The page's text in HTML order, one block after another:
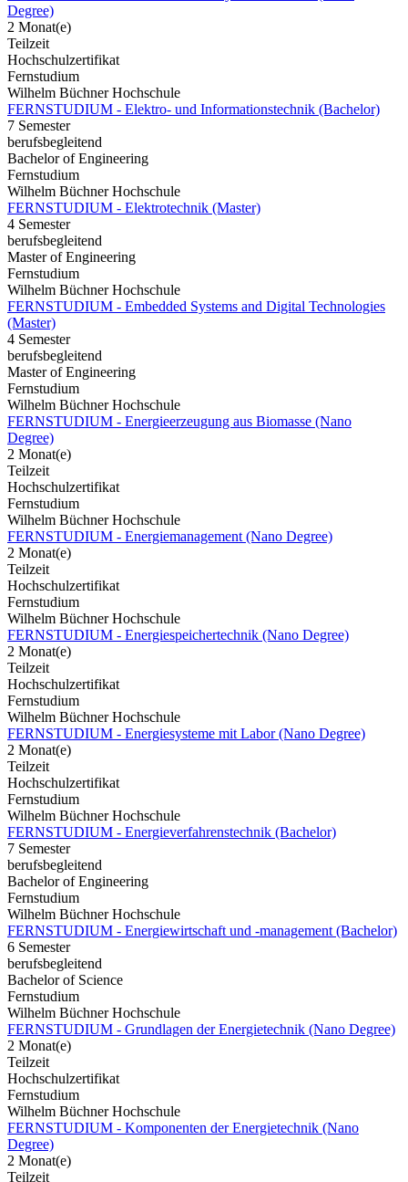
Degree)
2 Monat(e)
Teilzeit
Hochschulzertifikat
Fernstudium
Wilhelm Büchner Hochschule
FERNSTUDIUM - Elektro- und Informationstechnik (Bachelor)
7 Semester
berufsbegleitend
Bachelor of Engineering
Fernstudium
Wilhelm Büchner Hochschule
FERNSTUDIUM - Elektrotechnik (Master)
4 Semester
berufsbegleitend
Master of Engineering
Fernstudium
Wilhelm Büchner Hochschule
FERNSTUDIUM - Embedded Systems and Digital Technologies
(Master)
4 Semester
berufsbegleitend
Master of Engineering
Fernstudium
Wilhelm Büchner Hochschule
FERNSTUDIUM - Energieerzeugung aus Biomasse (Nano
Degree)
2 Monat(e)
Teilzeit
Hochschulzertifikat
Fernstudium
Wilhelm Büchner Hochschule
FERNSTUDIUM - Energiemanagement (Nano Degree)
2 Monat(e)
Teilzeit
Hochschulzertifikat
Fernstudium
Wilhelm Büchner Hochschule
FERNSTUDIUM - Energiespeichertechnik (Nano Degree)
2 Monat(e)
Teilzeit
Hochschulzertifikat
Fernstudium
Wilhelm Büchner Hochschule
FERNSTUDIUM - Energiesysteme mit Labor (Nano Degree)
2 Monat(e)
Teilzeit
Hochschulzertifikat
Fernstudium
Wilhelm Büchner Hochschule
FERNSTUDIUM - Energieverfahrenstechnik (Bachelor)
7 Semester
berufsbegleitend
Bachelor of Engineering
Fernstudium
Wilhelm Büchner Hochschule
FERNSTUDIUM - Energiewirtschaft und -management (Bachelor)
6 Semester
berufsbegleitend
Bachelor of Science
Fernstudium
Wilhelm Büchner Hochschule
FERNSTUDIUM - Grundlagen der Energietechnik (Nano Degree)
2 Monat(e)
Teilzeit
Hochschulzertifikat
Fernstudium
Wilhelm Büchner Hochschule
FERNSTUDIUM - Komponenten der Energietechnik (Nano
Degree)
2 Monat(e)
Teilzeit